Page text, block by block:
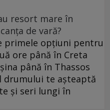
resort mare în
de vară?
primele opțiuni pentru
ore până în Creta
până în Thassos
drumului te așteaptă
și seri lungi în